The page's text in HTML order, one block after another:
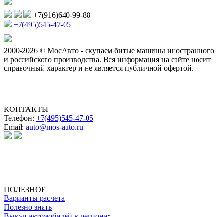
+7(916)640-99-88
+7(495)545-47-05
2000-2026 © МосАвто - скупаем битые машины иностранного
и российского производства. Вся информация на сайте носит
справочный характер и не является публичной офертой.
КОНТАКТЫ
Телефон: +7(495)545-47-05
Email: auto@mos-auto.ru
ПОЛЕЗНОЕ
Варианты расчета
Полезно знать